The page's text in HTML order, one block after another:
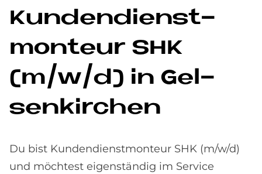
Kun­den­dienst­
mon­teur SHK
(m/w/d) in Gel­
sen­kir­chen
Du bist Kundendienstmonteur SHK (m/w/d)
und möchtest eigenständig im Service